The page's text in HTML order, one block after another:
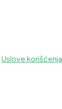
Uslove korišćenja